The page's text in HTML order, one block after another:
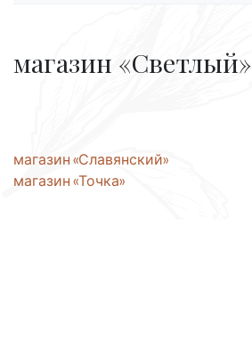
магазин «Светлый»
Навигация
по
магазин «Славянский»
магазин «Точка»